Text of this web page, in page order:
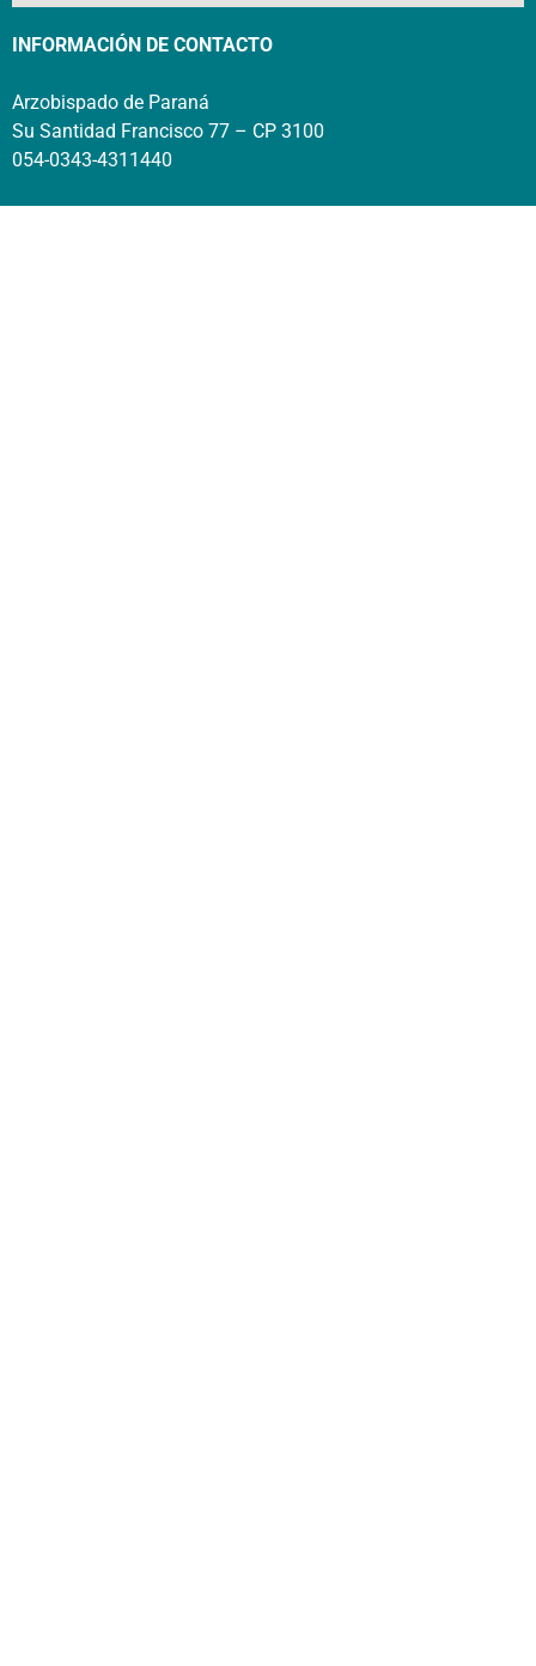
INFORMACIÓN DE CONTACTO
Arzobispado de Paraná
Su Santidad Francisco 77 – CP 3100
054-0343-4311440